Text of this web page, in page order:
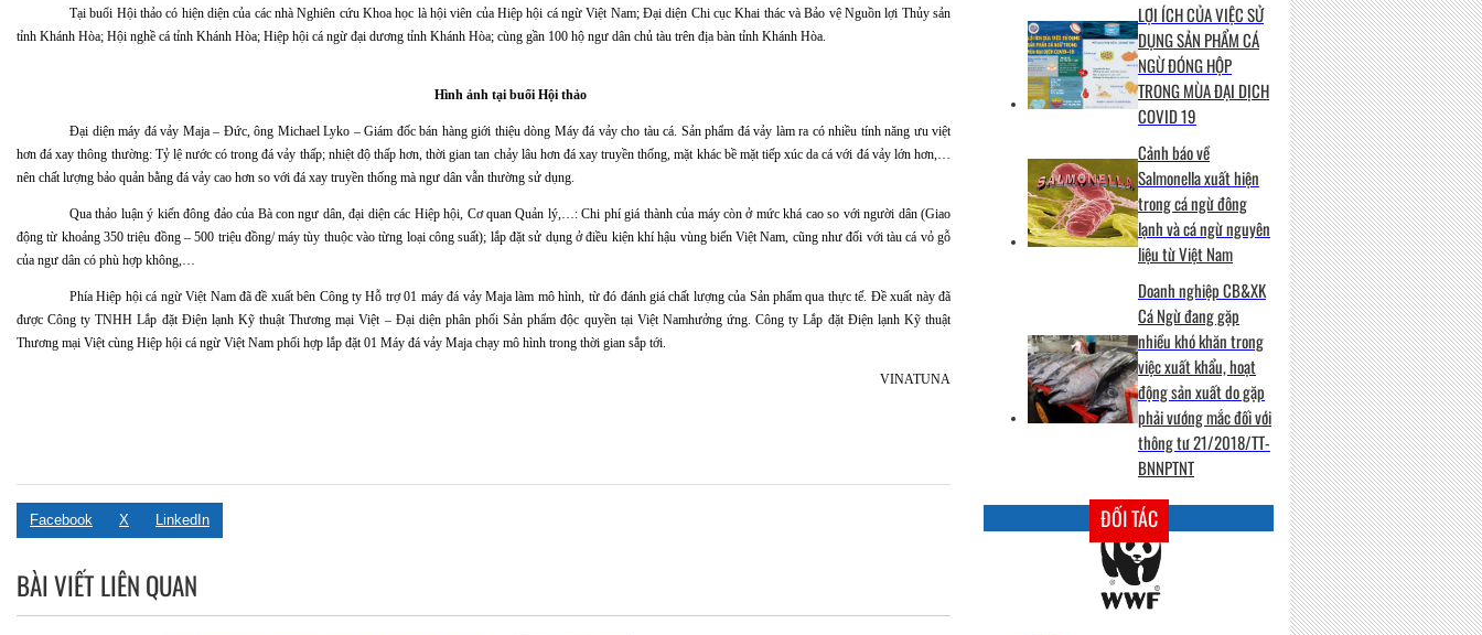
Tại buổi Hội thảo có hiện diện của các nhà Nghiên cứu Khoa học là hội viên của Hiệp hội cá ngừ Việt Nam; Đại diện Chi cục Khai thác và Bảo vệ Nguồn lợi Thủy sản
tỉnh Khánh Hòa; Hội nghề cá tỉnh Khánh Hòa; Hiệp hội cá ngừ đại dương tỉnh Khánh Hòa; cùng gần 100 hộ ngư dân chủ tàu trên địa bàn tỉnh Khánh Hòa.
Hình ảnh tại buổi Hội thảo
Đại diện máy đá vảy Maja – Đức, ông Michael Lyko – Giám đốc bán hàng giới thiệu dòng Máy đá vảy cho tàu cá. Sản phẩm đá vảy làm ra có nhiều tính năng ưu việt
hơn đá xay thông thường: Tỷ lệ nước có trong đá vảy thấp; nhiệt độ thấp hơn, thời gian tan chảy lâu hơn đá xay truyền thống, mặt khác bề mặt tiếp xúc da cá với đá vảy lớn hơn,…
nên chất lượng bảo quản bằng đá vảy cao hơn so với đá xay truyền thống mà ngư dân vẫn thường sử dụng.
Qua thảo luận ý kiến đông đảo của Bà con ngư dân, đại diện các Hiệp hội, Cơ quan Quản lý,…: Chi phí giá thành của máy còn ở mức khá cao so với người dân (Giao
động từ khoảng 350 triệu đồng – 500 triệu đồng/ máy tùy thuộc vào từng loại công suất); lắp đặt sử dụng ở điều kiện khí hậu vùng biển Việt Nam, cũng như đối với tàu cá vỏ gỗ
của ngư dân có phù hợp không,…
Phía Hiệp hội cá ngừ Việt Nam đã đề xuất bên Công ty Hỗ trợ 01 máy đá vảy Maja làm mô hình, từ đó đánh giá chất lượng của Sản phẩm qua thực tế. Đề xuất này đã
được Công ty TNHH Lắp đặt Điện lạnh Kỹ thuật Thương mại Việt – Đại diện phân phối Sản phẩm độc quyền tại Việt Namhưởng ứng. Công ty Lắp đặt Điện lạnh Kỹ thuật
Thương mại Việt cùng Hiệp hội cá ngừ Việt Nam phối hợp lắp đặt 01 Máy đá vảy Maja chạy mô hình trong thời gian sắp tới.
VINATUNA
Facebook X LinkedIn
BÀI VIẾT LIÊN QUAN
LỢI ÍCH CỦA VIỆC SỬ
DỤNG SẢN PHẨM CÁ
NGỪ ĐÓNG HỘP
TRONG MÙA ĐẠI DỊCH
COVID 19
Cảnh báo về
Salmonella xuất hiện
trong cá ngừ đông
lạnh và cá ngừ nguyên
liệu từ Việt Nam
Doanh nghiệp CB&XK
Cá Ngừ đang gặp
nhiều khó khăn trong
việc xuất khẩu, hoạt
động sản xuất do gặp
phải vướng mắc đối với
thông tư 21/2018/TT-
BNNPTNT
ĐỐI TÁC